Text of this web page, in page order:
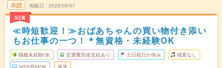
未読
NEW
掲載日 2026/08/07
≪時短歓迎！≫おばあちゃんの買い物付き添い
もお仕事の一つ！＊無資格・未経験OK
職種未経験OK 交通費別途支給あり 土日祝日が休み 残業なし
WEB登録OK 派遣